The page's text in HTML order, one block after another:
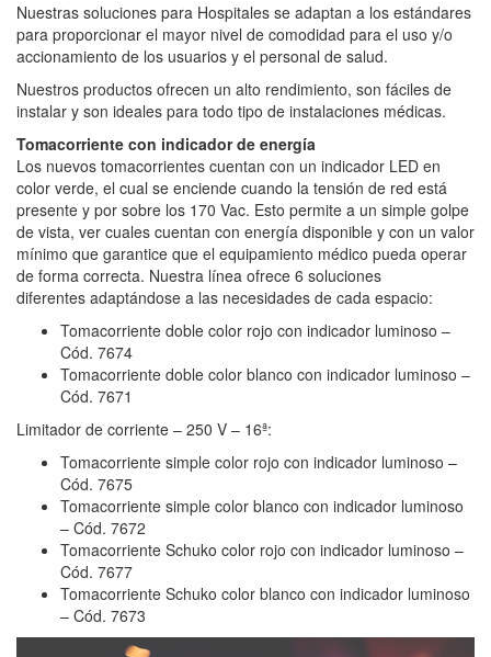
Nuestras soluciones para Hospitales se adaptan a los estándares
para proporcionar el mayor nivel de comodidad para el uso y/o
accionamiento de los usuarios y el personal de salud.
Nuestros productos ofrecen un alto rendimiento, son fáciles de
instalar y son ideales para todo tipo de instalaciones médicas.
Tomacorriente con indicador de energía
Los nuevos tomacorrientes cuentan con un indicador LED en
color verde, el cual se enciende cuando la tensión de red está
presente y por sobre los 170 Vac. Esto permite a un simple golpe
de vista, ver cuales cuentan con energía disponible y con un valor
mínimo que garantice que el equipamiento médico pueda operar
de forma correcta. Nuestra línea ofrece 6 soluciones
diferentes adaptándose a las necesidades de cada espacio:
Tomacorriente doble color rojo con indicador luminoso –
Cód. 7674
Tomacorriente doble color blanco con indicador luminoso –
Cód. 7671
Limitador de corriente – 250 V – 16ª:
Tomacorriente simple color rojo con indicador luminoso –
Cód. 7675
Tomacorriente simple color blanco con indicador luminoso
– Cód. 7672
Tomacorriente Schuko color rojo con indicador luminoso –
Cód. 7677
Tomacorriente Schuko color blanco con indicador luminoso
– Cód. 7673